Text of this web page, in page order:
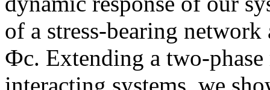
of a stress-bearing
Фc. Extending a two-
interacting systems, we